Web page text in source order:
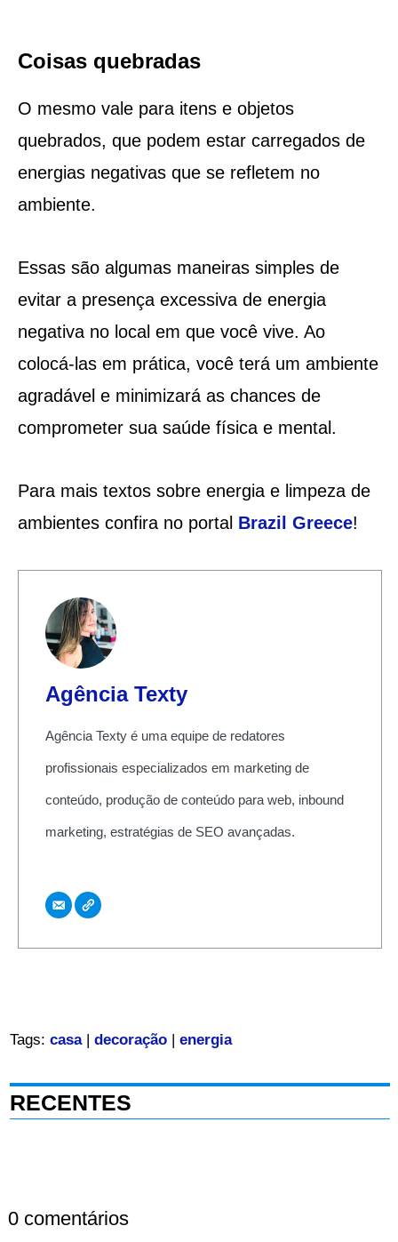
Coisas quebradas
O mesmo vale para itens e objetos
quebrados, que podem estar carregados de
energias negativas que se refletem no
ambiente.
Essas são algumas maneiras simples de
evitar a presença excessiva de energia
negativa no local em que você vive. Ao
colocá-las em prática, você terá um ambiente
agradável e minimizará as chances de
comprometer sua saúde física e mental.
Para mais textos sobre energia e limpeza de
ambientes confira no portal Brazil Greece!
Agência Texty
Agência Texty é uma equipe de redatores
profissionais especializados em marketing de
conteúdo, produção de conteúdo para web, inbound
marketing, estratégias de SEO avançadas.
Tags: casa| decoração| energia
RECENTES
0 comentários